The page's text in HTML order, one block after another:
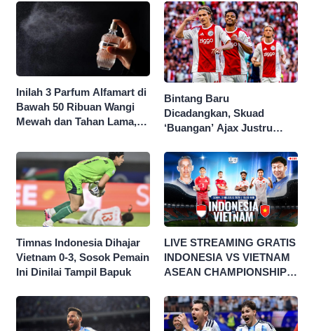
Inilah 3 Parfum Alfamart di
Bawah 50 Ribuan Wangi
Mewah dan Tahan Lama,
1 Jutaan!
Bintang Baru
Dicadangkan, Skuad
‘Buangan’ Ajax Justru
Timnas Indonesia Dihajar
Vietnam 0-3, Sosok Pemain
Ini Dinilai Tampil Bapuk
LIVE STREAMING GRATIS
INDONESIA VS VIETNAM
ASEAN CHAMPIONSHIP